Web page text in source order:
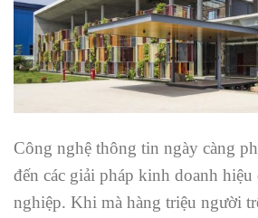
Công nghệ thông tin ngày càng
đến các giải pháp kinh doanh hiệu
nghiệp. Khi mà hàng triệu người